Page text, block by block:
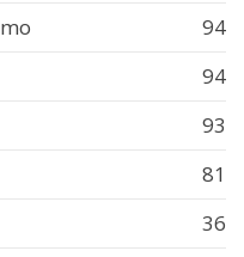
94
94
93
81
36